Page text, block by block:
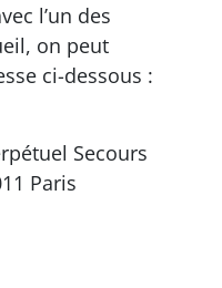
l’un des
on peut
ci-dessous :
Secours
Paris